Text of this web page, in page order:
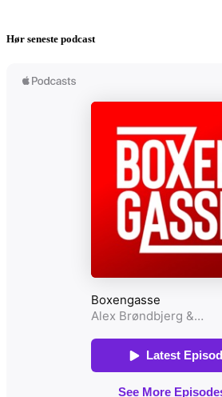
Hør seneste podcast